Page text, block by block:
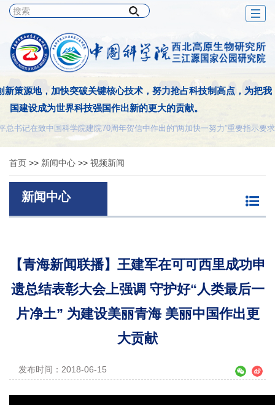
新策源地，加快突破关键核心技术，努力抢占科技制高点，为把我
国建设成为世界科技强国作出新的更大的贡献。
书记在致中国科学院建院70周年贺信中作出的“两加快一努力”重要指示要求
首页 >> 新闻中心 >> 视频新闻
新闻中心
【青海新闻联播】王建军在可可西里成功申
遗总结表彰大会上强调 守护好“人类最后一
片净土” 为建设美丽青海 美丽中国作出更
大贡献
发布时间：2018-06-15